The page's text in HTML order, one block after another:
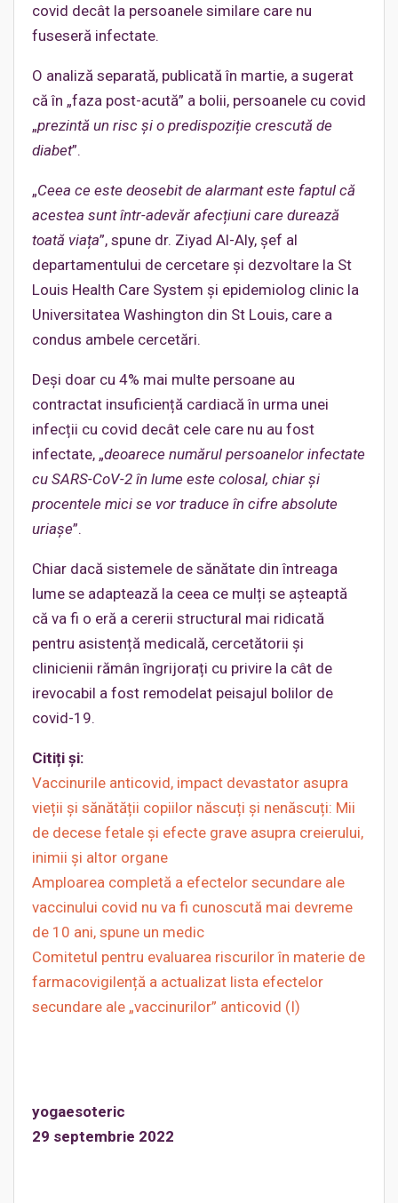
covid decât la persoanele similare care nu
fuseseră infectate.
O analiză separată, publicată în martie, a sugerat
că în „faza post-acută” a bolii, persoanele cu covid
„prezintă un risc și o predispoziție crescută de
diabet”.
„Ceea ce este deosebit de alarmant este faptul că
acestea sunt într-adevăr afecțiuni care durează
toată viața”, spune dr. Ziyad Al-Aly, șef al
departamentului de cercetare și dezvoltare la St
Louis Health Care System și epidemiolog clinic la
Universitatea Washington din St Louis, care a
condus ambele cercetări.
Deși doar cu 4% mai multe persoane au
contractat insuficiență cardiacă în urma unei
infecții cu covid decât cele care nu au fost
infectate, „deoarece numărul persoanelor infectate
cu SARS-CoV-2 în lume este colosal, chiar și
procentele mici se vor traduce în cifre absolute
uriașe”.
Chiar dacă sistemele de sănătate din întreaga
lume se adaptează la ceea ce mulți se așteaptă
că va fi o eră a cererii structural mai ridicată
pentru asistență medicală, cercetătorii și
clinicienii rămân îngrijorați cu privire la cât de
irevocabil a fost remodelat peisajul bolilor de
covid-19.
Citiți și:
Vaccinurile anticovid, impact devastator asupra
vieții și sănătății copiilor născuți și nenăscuți: Mii
de decese fetale și efecte grave asupra creierului,
inimii și altor organe
Amploarea completă a efectelor secundare ale
vaccinului covid nu va fi cunoscută mai devreme
de 10 ani, spune un medic
Comitetul pentru evaluarea riscurilor în materie de
farmacovigilență a actualizat lista efectelor
secundare ale „vaccinurilor” anticovid (I)
yogaesoteric
29 septembrie 2022